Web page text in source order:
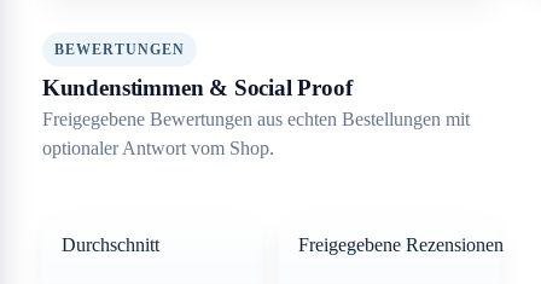
BEWERTUNGEN
Kundenstimmen & Social Proof
Freigegebene Bewertungen aus echten Bestellungen mit
optionaler Antwort vom Shop.
Durchschnitt Freigegebene Rezensionen